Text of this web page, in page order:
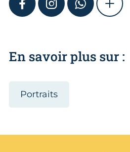
FACEBOOKINSTAGRAMWHATSAPP
En savoir plus sur :
Portraits